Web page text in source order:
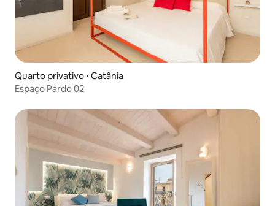
Quarto privativo ⋅ Catânia
Espaço Pardo 02